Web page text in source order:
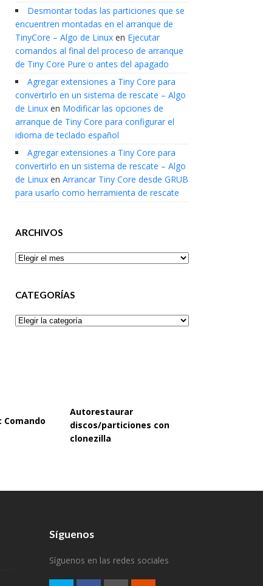
Desmontar todas las particiones que se
encuentren montadas en el arranque de
TinyCore – Algo de Linux en Ejecutar
comandos al final del proceso de arranque
de Tiny Core Pure o antes del apagado
Agregar extensiones a Tiny Core para
convertirlo en un sistema de rescate – Algo
de Linux en Modificar las opciones de
arranque de Tiny Core para configurar el
idioma de teclado español
Agregar extensiones a Tiny Core para
convertirlo en un sistema de rescate – Algo
de Linux en Arrancar Tiny Core desde GRUB
para usarlo como herramienta de rescate
ARCHIVOS
Archivos
CATEGORÍAS
Categorías
Comando
Autorestaurar
discos/particiones con
clonezilla
Síguenos
Síguenos en las redes sociales